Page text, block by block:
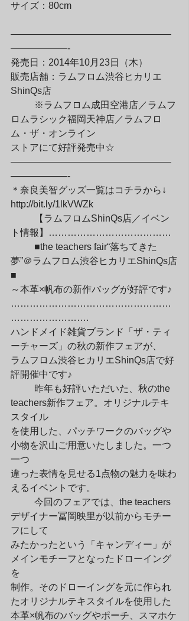
サイズ：80cm
—————————————————
——————-
発売日：2014年10月23日（木）
販売店舗：ラムフロム渋谷ヒカリエ
ShinQs店
ロムラシック福岡天神店／ラムフロ
ム・ザ・オンライン
ストアにて好評発売中☆
—————————————————
——————-
＊奈良美智グッズ一覧はコチラから↓
http://bit.ly/1lkVWZk
ト情報】…………………………………
夢”＠ラムフロム渋谷ヒカリエShinQs店
■
～本革×帆布の新作バッグが好評です♪
……………………………………………
…………………….
ハンドメイド雑貨ブランド「ザ・ティ
ーチャーズ」の秋の新作フェアが、
ラムフロム渋谷ヒカリエShinQs店で好
評開催中です♪
teachers新作フェア。オリジナルテキ
スタイル
を使用した、パッチワークのバッグや
小物を沢山ご用意いたしました。一つ
一つ
違った表情を見せる1点物の魅力を味わ
えるイベントです。
デザイナー冨岡映里が以前からモチー
フにして
みたかったという「キャンディー」が
メインモチーフとなったドローイング
を
制作。そのドローイングを元に作られ
たオリジナルテキスタイルを使用した
本革×帆布のバッグやポーチ、スマホケ